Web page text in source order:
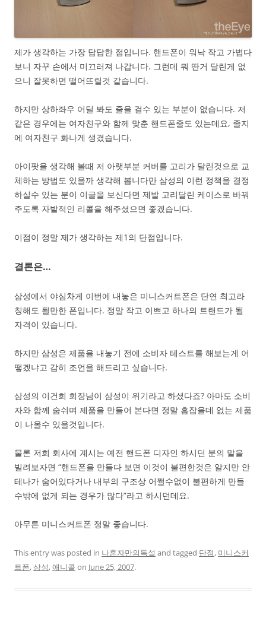
제가 생각하는 가장 답답한 점입니다. 핸드폰이 워낙 작고 가볍다
보니 자꾸 손에서 미끄러져 나갑니다. 그런데 뭐 딴거 달린게 없
으니 잘못하면 떨어뜨릴것 같습니다.
하지만 상하좌우 어딜 봐도 줄을 걸수 있는 부분이 없습니다. 저
같은 경우에는 여자친구와 함께 맞춘 핸드폰줄도 있는데요, 졸지
에 여자친구 화나게 생겼습니다.
아이팟을 생각해 볼때 저 아랫부분 커버를 고리가 달린것으로 교
체하는 방법도 있을까 생각해 봅니다만 삼성의 이런 정책을 결정
하실수 있는 분이 이글을 보신다면 제발 고리달린 케이스로 바꿔
주도록 자발적인 리콜을 해주셨으면 좋겠습니다.
이점이 정말 제가 생각하는 제1의 단점입니다.
결론은…
삼성에서 야심차게 이번에 내놓은 미니스커트폰은 단연 최고라
칭해도 될만한 폰입니다. 정말 작고 이쁘고 하나의 트랜드가 될
자격이 있습니다.
하지만 삼성은 제품을 내놓기 전에 소비자 테스트를 해보는게 어
떻겠냐고 감히 조언을 해드리고 싶습니다.
삼성의 이건희 회장님이 삼성이 위기라고 하셨다죠? 아마도 소비
자와 함께 숨쉬며 제품을 만들어 본다면 정말 흠잡을데 없는 제품
이 나올수 있을것입니다.
물론 저희 회사에 계시는 예전 핸드폰 디자인 하시던 분의 말을
빌려보자면 “핸드폰을 만들다 보면 이것이 불편한것은 알지만 안
테나가 숨어있다거나 내부의 구조상 어쩔수없이 불편하게 만들
수밖에 없게 되는 경우가 많다”라고 하시던데요.
아무튼 미니스커트폰 정말 좋습니다.
This entry was posted in 나혼자만의독설 and tagged 단점, 미니스커
트폰, 삼성,애니콜 on June 25, 2007.